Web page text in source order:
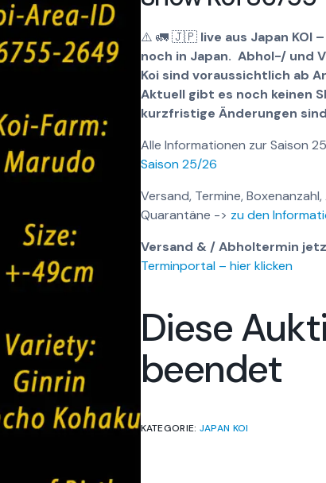
⚠️ 🚛 🇯🇵live aus Japan KOI
noch in Japan. Abhol-/ und
Koi sind voraussichtlich ab
Aktuell gibt es noch keinen
kurzfristige Änderungen
Alle Informationen zur Saison
Saison 25/26
Versand, Termine,
Quarantäne -> zu den
Versand & / Abholtermin
Terminportal – hier klicken
Diese
beendet
KATEGORIE: JAPAN KOI